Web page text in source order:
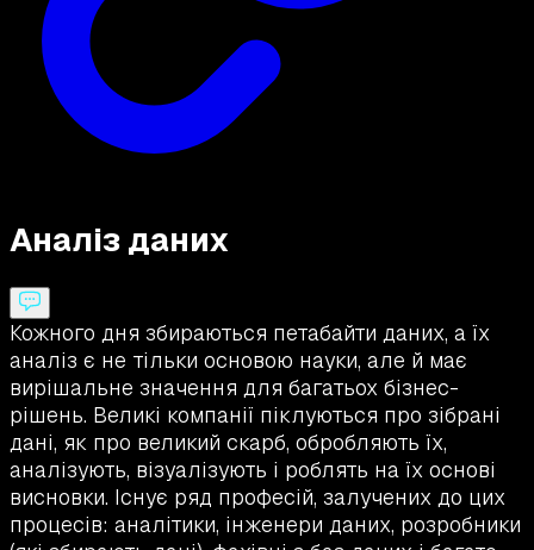
Аналіз даних
Кожного дня збираються петабайти даних, а їх
аналіз є не тільки основою науки, але й має
вирішальне значення для багатьох бізнес-
рішень. Великі компанії піклуються про зібрані
дані, як про великий скарб, обробляють їх,
аналізують, візуалізують і роблять на їх основі
висновки. Існує ряд професій, залучених до цих
процесів: аналітики, інженери даних, розробники